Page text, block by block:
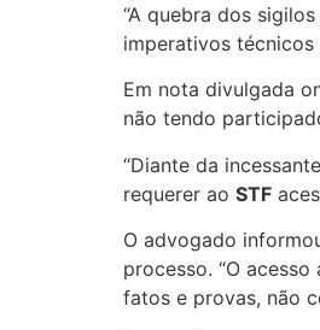
“A quebra dos
imperativos técnicos
Em nota divulgada
não tendo
“Diante da
requerer ao STF
O advogado
processo. “O
fatos e provas, não